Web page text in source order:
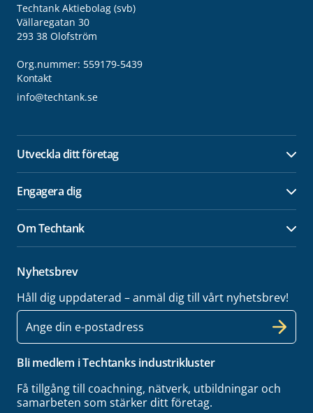
Techtank Aktiebolag (svb)
Vällaregatan 30
293 38 Olofström
Org.nummer: 559179-5439
Kontakt
info@techtank.se
Utveckla ditt företag
Engagera dig
Om Techtank
Nyhetsbrev
Håll dig uppdaterad – anmäl dig till vårt nyhetsbrev!
E-
post
Bli medlem i Techtanks industrikluster
Få tillgång till coachning, nätverk, utbildningar och
samarbeten som stärker ditt företag.